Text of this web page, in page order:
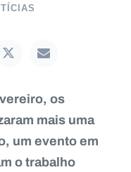
os
mais uma
um evento em
o trabalho